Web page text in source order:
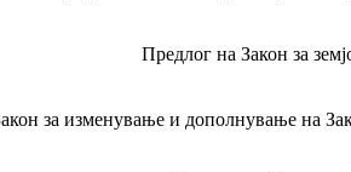
Предлог на Закон за
за изменување и дополнување на